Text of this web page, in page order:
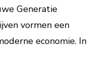
Generatie
vormen een
economie. In